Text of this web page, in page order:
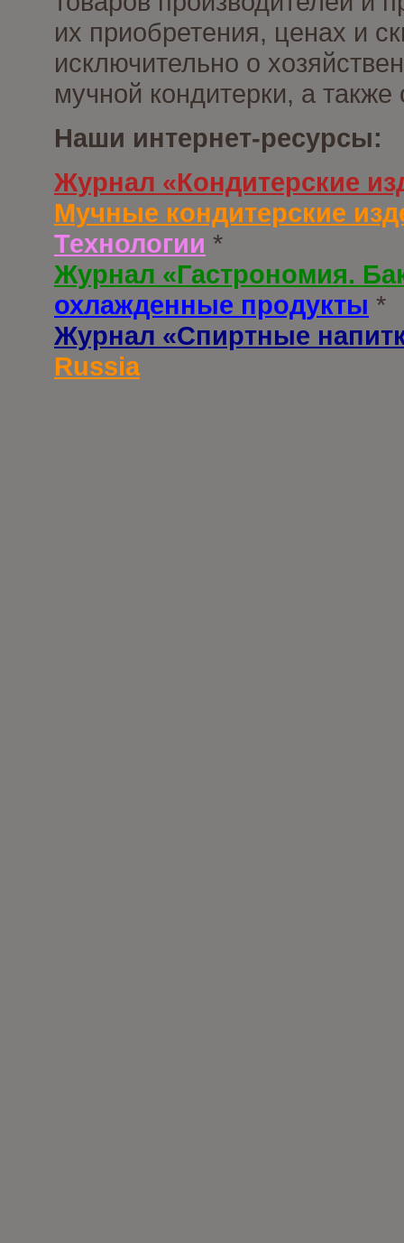
их приобретения, ценах и
исключительно о
мучной кондитерки, а
Наши интернет-ресурсы:
Журнал «Кондитерские
Мучные кондитерские
Технологии *
Журнал «Гастрономия.
охлажденные продукты *
Журнал «Спиртные
Russia